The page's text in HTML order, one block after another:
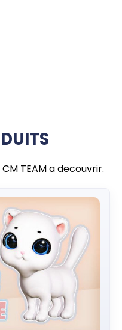
TEAM a decouvrir.